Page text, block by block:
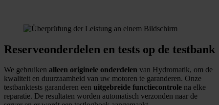
Reserveonderdelen en tests op de testbank
We gebruiken alleen originele onderdelen van Hydromatik, om de
kwaliteit en duurzaamheid van uw motoren te garanderen. Onze
testbanktests garanderen een uitgebreide functiecontrole na elke
reparatie. De resultaten worden automatisch verzonden naar de